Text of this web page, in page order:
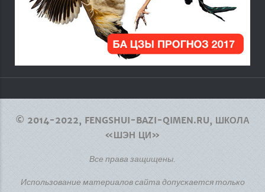
© 2014-2022, FENGSHUI-BAZI-QIMEN.RU, ШКОЛА
«ШЭН ЦИ»
Все права защищены.
Использование материалов сайта допускается только